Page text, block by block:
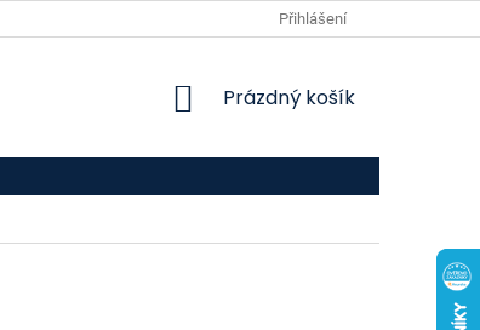
Přihlášení
NÁKUPNÍ
Prázdný košík